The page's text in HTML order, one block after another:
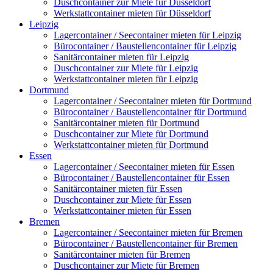
Werkstattcontainer mieten für Düsseldorf
Leipzig
Lagercontainer / Seecontainer mieten für Leipzig
Bürocontainer / Baustellencontainer für Leipzig
Sanitärcontainer mieten für Leipzig
Duschcontainer zur Miete für Leipzig
Werkstattcontainer mieten für Leipzig
Dortmund
Lagercontainer / Seecontainer mieten für Dortmund
Bürocontainer / Baustellencontainer für Dortmund
Sanitärcontainer mieten für Dortmund
Duschcontainer zur Miete für Dortmund
Werkstattcontainer mieten für Dortmund
Essen
Lagercontainer / Seecontainer mieten für Essen
Bürocontainer / Baustellencontainer für Essen
Sanitärcontainer mieten für Essen
Duschcontainer zur Miete für Essen
Werkstattcontainer mieten für Essen
Bremen
Lagercontainer / Seecontainer mieten für Bremen
Bürocontainer / Baustellencontainer für Bremen
Sanitärcontainer mieten für Bremen
Duschcontainer zur Miete für Bremen